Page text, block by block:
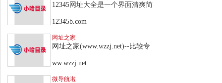
12345网址大全是一个界面清爽简
12345b.com
网址之家
网址之家(www.wzzj.net)--比较专
ww.wzzj.net
微导航啦